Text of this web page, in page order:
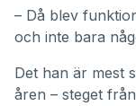
– Då blev
och inte bara
Det han är mest
åren – steget